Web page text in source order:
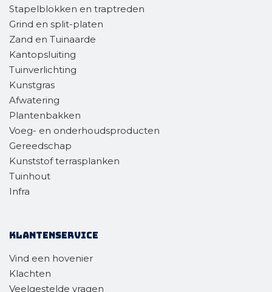
Stapelblokken en traptreden
Grind en split-platen
Zand en Tuinaarde
Kantopsluiting
Tuinverlichting
Kunstgras
Afwatering
Plantenbakken
Voeg- en onderhoudsproducten
Gereedschap
Kunststof terrasplanken
Tuinhout
Infra
Klantenservice
Vind een hovenier
Klachten
Veelgestelde vragen